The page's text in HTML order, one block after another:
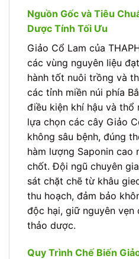
Nguồn Gốc và Tiêu
Dược Tính Tối Ưu
Giảo Cổ Lam của
các vùng nguyên liệu
hành tốt nuôi trồng và
các tỉnh miền núi phía
điều kiện khí hậu và thổ
lựa chọn các cây Giảo
không sâu bệnh, đúng
hàm lượng Saponin cao
chốt. Đội ngũ chuyên
sát chặt chẽ từ khâu
thu hoạch, đảm bảo
độc hại, giữ nguyên
thảo dược.
Quy Trình Chế Biến